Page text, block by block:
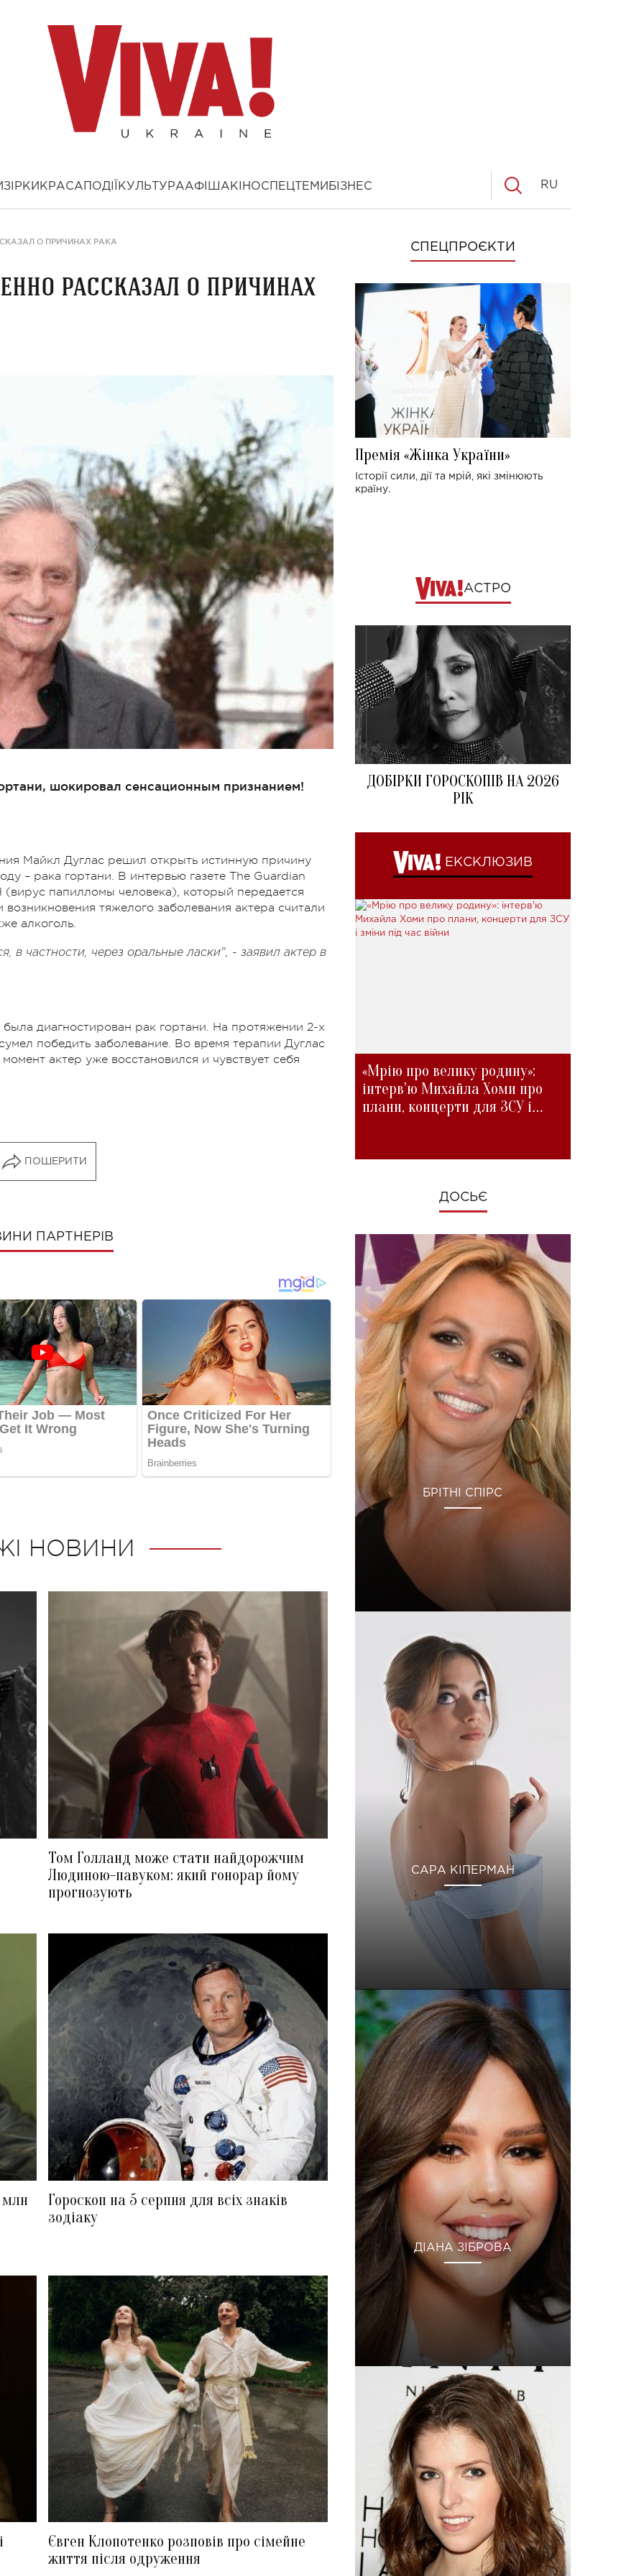
ЗІРКИ КРАСА ПОДІЇ КУЛЬТУРААФІША КІНОСПЕЦТЕМИ БІЗНЕС RU
О ПРИЧИНАХ РАКА
рассказал о причинах
шокировал сенсационным признанием!
Майкл Дуглас решил открыть истинную причину
– рака гортани. В интервью газете The Guardian
папилломы человека), который передается
тяжелого заболевания актера считали
алкоголь.
в частности, через оральные ласки", - заявил актер в
была диагностирован рак гортани. На протяжении 2-х
победить заболевание. Во время терапии Дуглас
актер уже восстановился и чувствует себя
ПОШЕРИТИ
ПАРТНЕРІВ
НОВИНИ
Том Голланд може стати найдорожчим
Людиною-павуком: який гонорар йому
прогнозують
млн
Гороскоп на 5 серпня для всіх знаків
зодіаку
Євген Клопотенко розповів про сімейне
життя після одруження
СПЕЦПРОЄКТИ
Премія «Жінка України»
Історії сили, дії та мрій, які змінюють
країну.
АСТРО
ДОБІРКИ ГОРОСКОПІВ НА 2026
РІК
ЕКСКЛЮЗИВ
«Мрію про велику родину»:
інтерв'ю Михайла Хоми про
плани, концерти для ЗСУ і
ДОСЬЄ
БРІТНІ СПІРС
САРА КІПЕРМАН
ДІАНА ЗІБРОВА